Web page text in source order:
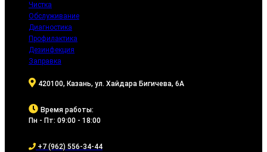
Чистка
Обслуживание
Диагностика
Профилактика
Дезинфекция
Заправка
420100, Казань, ул. Хайдара Бигичева, 6А
Время работы:
Пн - Пт: 09:00 - 18:00
+7 (962) 556-34-44